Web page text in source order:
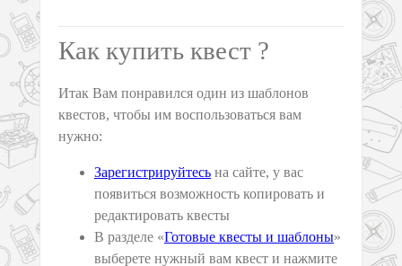
Как купить квест ?
Итак Вам понравился один из шаблонов
квестов, чтобы им воспользоваться вам
нужно:
Зарегистрируйтесь на сайте, у вас
появиться возможность копировать и
редактировать квесты
В разделе «Готовые квесты и шаблоны»
выберете нужный вам квест и нажмите